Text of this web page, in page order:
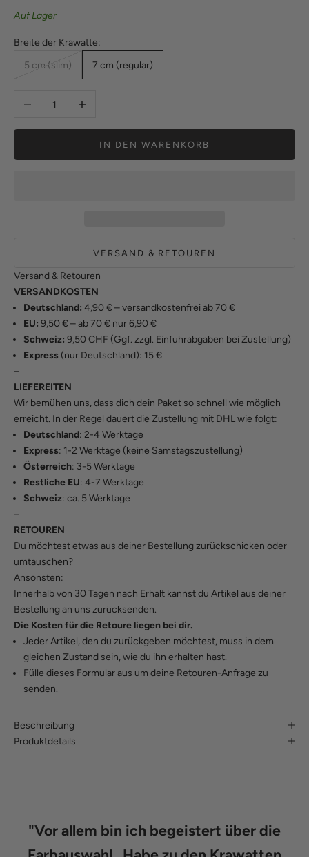
Auf Lager
Breite der Krawatte:
5 cm (slim)
7 cm (regular)
Anzahl verringernAnzahl erhöhen
IN DEN WARENKORB
VERSAND & RETOUREN
Versand & Retouren
VERSANDKOSTEN
Deutschland: 4,90 € – versandkostenfrei ab 70 €
EU: 9,50 € – ab 70 € nur 6,90 €
Schweiz: 9,50 CHF (Ggf. zzgl. Einfuhrabgaben bei Zustellung)
Express (nur Deutschland): 15 €
–
LIEFEREITEN
Wir bemühen uns, dass dich dein Paket so schnell wie möglich
erreicht. In der Regel dauert die Zustellung mit DHL wie folgt:
Deutschland: 2-4 Werktage
Express: 1-2 Werktage (keine Samstagszustellung)
Österreich: 3-5 Werktage
Restliche EU: 4-7 Werktage
Schweiz: ca. 5 Werktage
–
RETOUREN
Du möchtest etwas aus deiner Bestellung zurückschicken oder
umtauschen?
Ansonsten:
Innerhalb von 30 Tagen nach Erhalt kannst du Artikel aus deiner
Bestellung an uns zurücksenden.
Die Kosten für die Retoure liegen bei dir.
Jeder Artikel, den du zurückgeben möchtest, muss in dem
gleichen Zustand sein, wie du ihn erhalten hast.
Fülle dieses Formularaus um deine Retouren-Anfrage zu
senden.
Beschreibung
Produktdetails
"Vor allem bin ich begeistert über die